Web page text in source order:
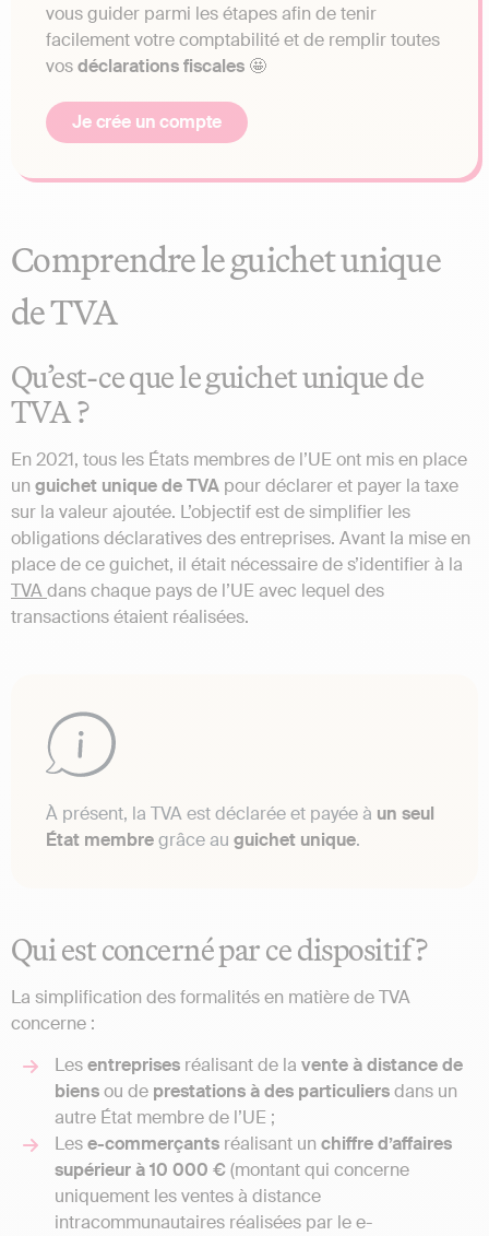
vous guider parmi les étapes afin de tenir
facilement votre comptabilité et de remplir toutes
vosdéclarations fiscales 🤩
Je crée un compte
Comprendre le guichet unique
de TVA
Qu’est-ce que le guichet unique de
TVA ?
En 2021, tous les États membres de l’UE ont mis en place
un guichet unique de TVA pour déclarer et payer la taxe
sur la valeur ajoutée. L’objectif est de simplifier les
obligations déclaratives des entreprises. Avant la mise en
place de ce guichet, il était nécessaire de s’identifier à la
TVAdans chaque pays de l’UE avec lequel des
transactions étaient réalisées.
À présent, la TVA est déclarée et payée à un seul
État membregrâce au guichet unique.
Qui est concerné par ce dispositif ?
La simplification des formalités en matière de TVA
concerne :
Lesentreprises réalisant de la vente à distance de
biensou de prestations à des particuliersdans un
autre État membre de l’UE ;
Lese-commerçants réalisant un chiffre d’affaires
supérieur à 10 000 €(montant qui concerne
uniquement les ventes à distance
intracommunautaires réalisées par le e-